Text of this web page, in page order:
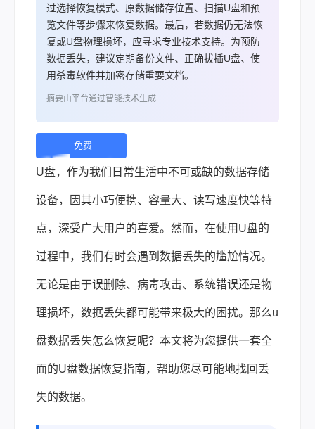
过选择恢复模式、原数据储存位置、扫描U盘和预
览文件等步骤来恢复数据。最后，若数据仍无法恢
复或U盘物理损坏，应寻求专业技术支持。为预防
数据丢失，建议定期备份文件、正确拔插U盘、使
用杀毒软件并加密存储重要文档。
摘要由平台通过智能技术生成
免费
下
载 |
U盘，作为我们日常生活中不可或缺的数据存储
设备，因其小巧便携、容量大、读写速度快等特
点，深受广大用户的喜爱。然而，在使用U盘的
过程中，我们有时会遇到数据丢失的尴尬情况。
无论是由于误删除、病毒攻击、系统错误还是物
理损坏，数据丢失都可能带来极大的困扰。那么u
盘数据丢失怎么恢复呢？本文将为您提供一套全
面的U盘数据恢复指南，帮助您尽可能地找回丢
失的数据。